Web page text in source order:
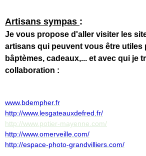
Artisans sympas :
Je vous propose d'aller visiter les
artisans qui peuvent vous être utiles
bâptèmes, cadeaux,... et avec qui je
collaboration :
www.bdempher.fr
http://www.lesgateauxdefred.fr/
http://www.potier-mayenne.com/
http://www.omerveille.com/
http://espace-photo-grandvilliers.com/